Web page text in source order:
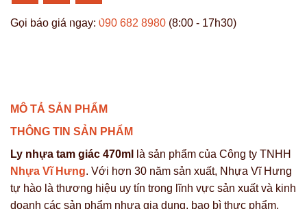
ZALO NHỰA GIÁ
Gọi báo giá ngay: 090 682 8980 (8:00 - 17h30)
MÔ TẢ SẢN PHẨM
THÔNG TIN SẢN PHẨM
Ly nhựa tam giác 470ml
là sản phẩm của Công ty TNHH
Nhựa Vĩ Hưng. Với hơn 30 năm sản xuất, Nhựa Vĩ Hưng
tự hào là thương hiệu uy tín trong lĩnh vực sản xuất và kinh
doanh các sản phẩm nhựa gia dụng, bao bì thực phẩm,